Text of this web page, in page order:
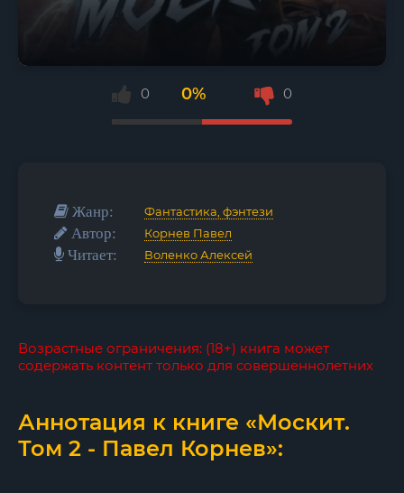
0 0% 0
Жанр: Фантастика, фэнтези
Автор: Корнев Павел
Читает: Воленко Алексей
Возрастные ограничения: (18+) книга может
содержать контент только для совершеннолетних
Аннотация к книге «Москит.
Том 2 - Павел Корнев»: